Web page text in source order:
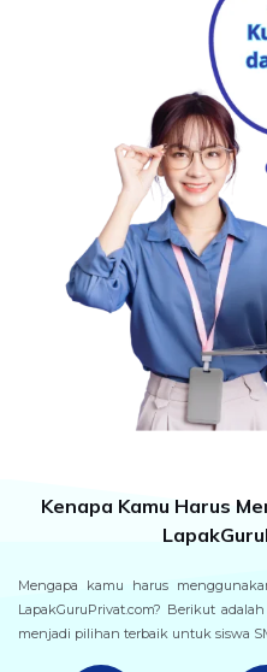
Kenapa Kamu Harus
Mengapa kamu harus
LapakGuruPrivat.com? Berikut
menjadi pilihan terbaik untuk siswa